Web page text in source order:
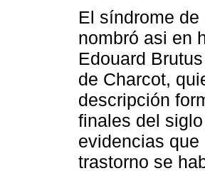
El síndrome de
nombró asi en
Edouard
de Charcot,
descripción
finales del
evidencias
trastorno se